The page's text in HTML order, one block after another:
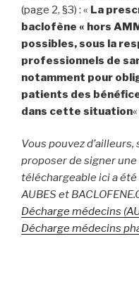
(page 2, §3) : « La
baclofène « hors
possibles, sous la
professionnels de
notamment pour
patients des
dans cette situation«
Vous pouvez
proposer de signer
téléchargeable ici a
AUBES et
Décharge médecins
Décharge médecins